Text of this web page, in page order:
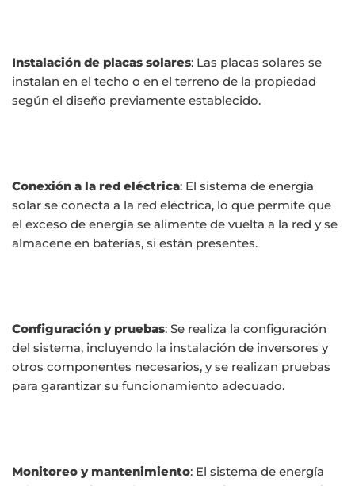
Instalación de placas solares: Las placas solares se
instalan en el techo o en el terreno de la propiedad
según el diseño previamente establecido.
Conexión a la red eléctrica: El sistema de energía
solar se conecta a la red eléctrica, lo que permite que
el exceso de energía se alimente de vuelta a la red y se
almacene en baterías, si están presentes.
Configuración y pruebas: Se realiza la configuración
del sistema, incluyendo la instalación de inversores y
otros componentes necesarios, y se realizan pruebas
para garantizar su funcionamiento adecuado.
Monitoreo y mantenimiento: El sistema de energía